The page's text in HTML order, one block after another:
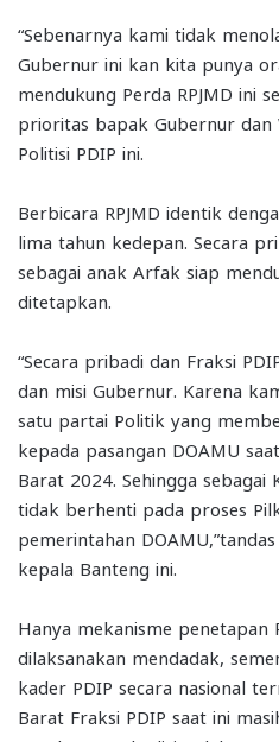
“Sebenarnya kami tidak
Gubernur ini kan kita punya
mendukung Perda RPJMD ini
prioritas bapak Gubernur dan
Politisi PDIP ini.
Berbicara RPJMD identik
lima tahun kedepan. Secara
sebagai anak Arfak siap
ditetapkan.
“Secara pribadi dan Fraksi
dan misi Gubernur. Karena
satu partai Politik yang
kepada pasangan DOAMU
Barat 2024. Sehingga sebagai
tidak berhenti pada proses
pemerintahan
kepala Banteng ini.
Hanya mekanisme penetapan
dilaksanakan mendadak,
kader PDIP secara nasional
Barat Fraksi PDIP saat ini